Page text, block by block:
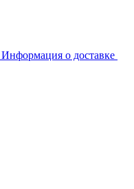
Информация о доставке